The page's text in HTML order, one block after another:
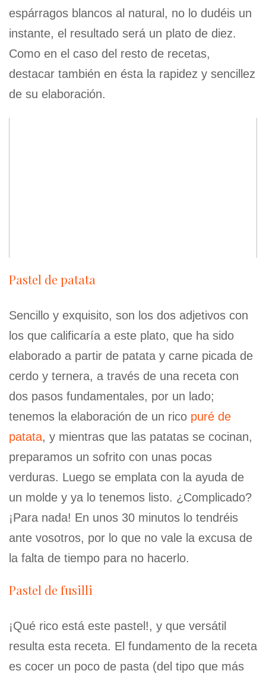
espárragos blancos al natural, no lo dudéis un
instante, el resultado será un plato de diez.
Como en el caso del resto de recetas,
destacar también en ésta la rapidez y sencillez
de su elaboración.
Pastel de patata
Sencillo y exquisito, son los dos adjetivos con
los que calificaría a este plato, que ha sido
elaborado a partir de patata y carne picada de
cerdo y ternera, a través de una receta con
dos pasos fundamentales, por un lado;
tenemos la elaboración de un rico puré de
patata, y mientras que las patatas se cocinan,
preparamos un sofrito con unas pocas
verduras. Luego se emplata con la ayuda de
un molde y ya lo tenemos listo. ¿Complicado?
¡Para nada! En unos 30 minutos lo tendréis
ante vosotros, por lo que no vale la excusa de
la falta de tiempo para no hacerlo.
Pastel de fusilli
¡Qué rico está este pastel!, y que versátil
resulta esta receta. El fundamento de la receta
es cocer un poco de pasta (del tipo que más